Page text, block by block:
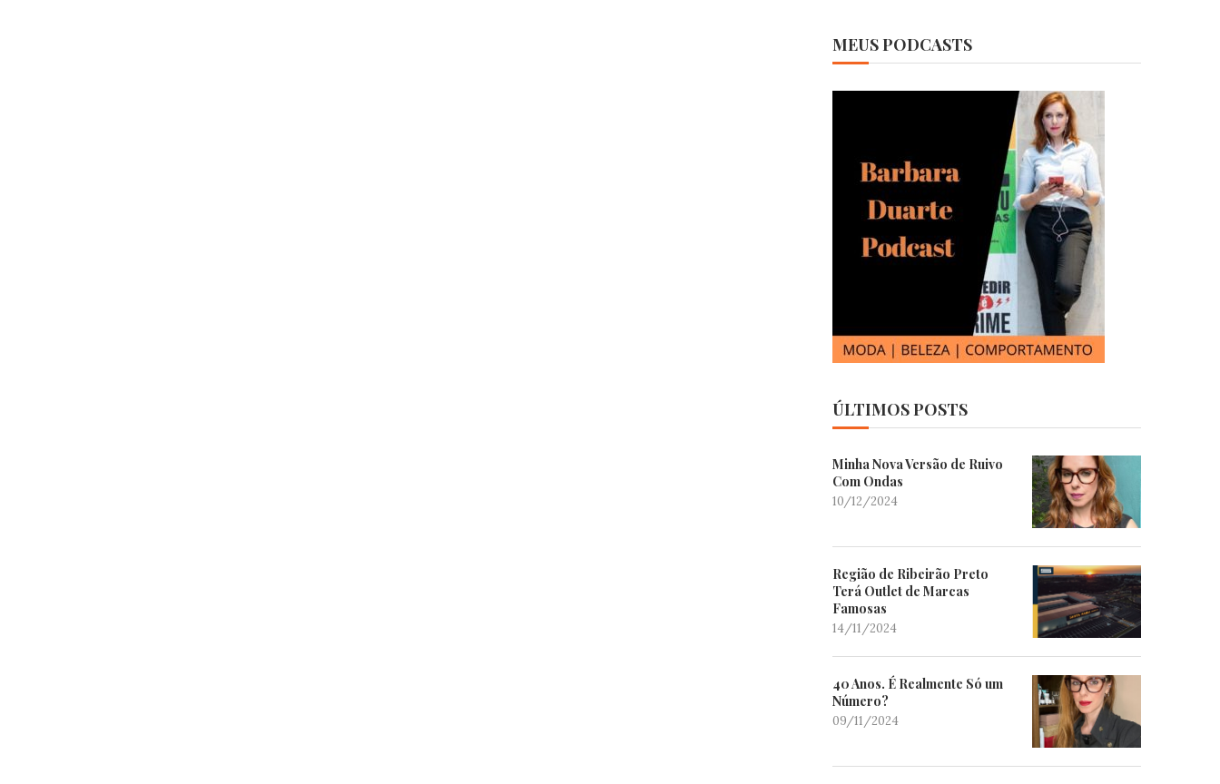
MEUS PODCASTS
ÚLTIMOS POSTS
Minha Nova Versão de Ruivo
Com Ondas
10/12/2024
Região de Ribeirão Preto
Terá Outlet de Marcas
Famosas
14/11/2024
40 Anos. É Realmente Só um
Número?
09/11/2024